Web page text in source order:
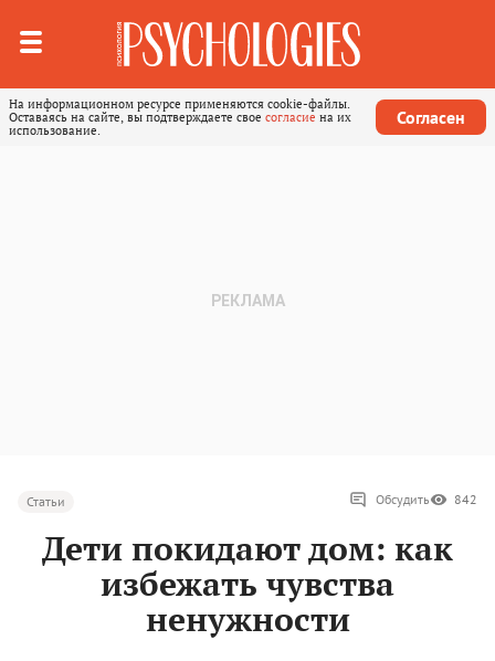
На информационном ресурсе применяются cookie-файлы.
Оставаясь на сайте, вы подтверждаете свое согласие на их
использование.
Согласен
Статьи Обсудить 842
Дети покидают дом: как
избежать чувства
ненужности